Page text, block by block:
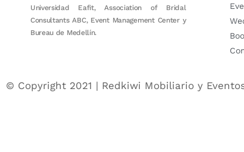
Universidad Eafit, Association of Bridal
Consultants ABC, Event Management Center y
Bureau de Medellín.
© Copyright 2021 | Redkiwi Mobiliario y